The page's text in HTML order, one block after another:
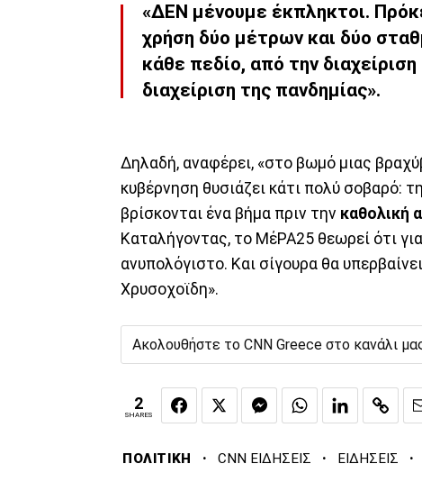
«ΔΕΝ μένουμε έκπληκτοι.
χρήση δύο μέτρων και δύο
κάθε πεδίο, από την
διαχείριση της πανδημίας».
Δηλαδή, αναφέρει, «στο βωμό μιας
κυβέρνηση θυσιάζει κάτι πολύ σοβαρό:
βρίσκονται ένα βήμα πριν την καθολική
Καταλήγοντας, το ΜέΡΑ25 θεωρεί ότι
ανυπολόγιστο. Και σίγουρα θα
Χρυσοχοϊδη».
Ακολουθήστε το CNN Greece στο κανάλι
2
SHARES
ΠΟΛΙΤΙΚΗ · CNN ΕΙΔΗΣΕΙΣ · ΕΙΔΗΣΕΙΣ ·